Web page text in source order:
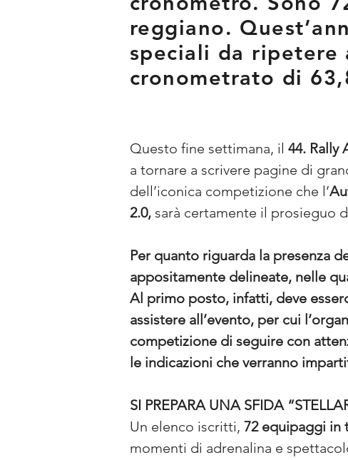
reggiano.
speciali da
cronometrato di
Questo fine settimana, il 44. Rally
a tornare a scrivere pagine di
dell’iconica competizione che l’
2.0, sarà certamente il prosieguo
Per quanto riguarda la presenza
appositamente delineate, nelle
Al primo posto, infatti, deve
assistere all’evento, per cui
competizione di seguire con
le indicazioni che verranno
SI PREPARA UNA SFIDA
Un elenco iscritti, 72 equipaggi in
momenti di adrenalina e